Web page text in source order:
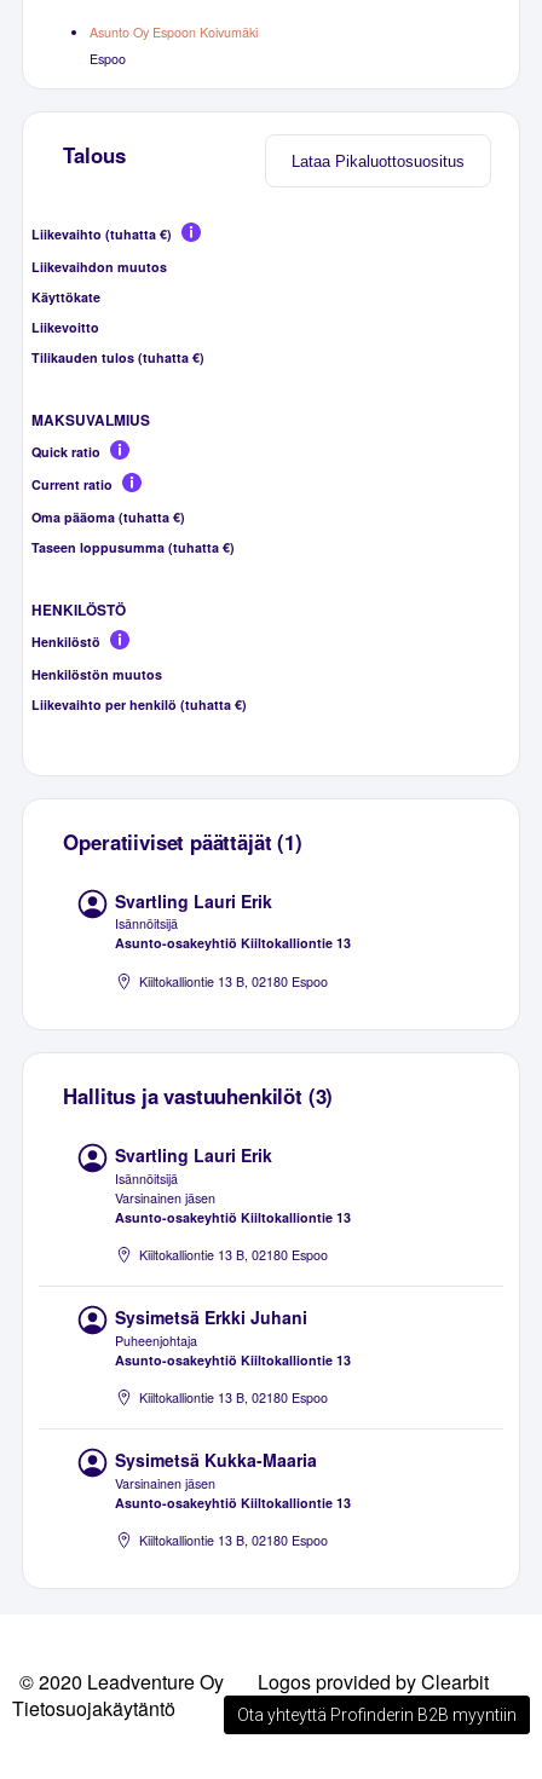
Asunto Oy Espoon Koivumäki
Espoo
Lataa Pikaluottosuositus
Talous
Liikevaihto (tuhatta €)
Liikevaihdon muutos
Käyttökate
Liikevoitto
Tilikauden tulos (tuhatta €)
MAKSUVALMIUS
Quick ratio
Current ratio
Oma pääoma (tuhatta €)
Taseen loppusumma (tuhatta €)
HENKILÖSTÖ
Henkilöstö
Henkilöstön muutos
Liikevaihto per henkilö (tuhatta €)
Operatiiviset päättäjät (1)
Svartling Lauri Erik
Isännöitsijä
Asunto-osakeyhtiö Kiiltokalliontie 13
Kiiltokalliontie 13 B, 02180 Espoo
Hallitus ja vastuuhenkilöt (3)
Svartling Lauri Erik
Isännöitsijä
Varsinainen jäsen
Asunto-osakeyhtiö Kiiltokalliontie 13
Kiiltokalliontie 13 B, 02180 Espoo
Sysimetsä Erkki Juhani
Puheenjohtaja
Asunto-osakeyhtiö Kiiltokalliontie 13
Kiiltokalliontie 13 B, 02180 Espoo
Sysimetsä Kukka-Maaria
Varsinainen jäsen
Asunto-osakeyhtiö Kiiltokalliontie 13
Kiiltokalliontie 13 B, 02180 Espoo
© 2020 Leadventure Oy
Logos provided by Clearbit
Tietosuojakäytäntö
Ota yhteyttä Profinderin B2B myyntiin